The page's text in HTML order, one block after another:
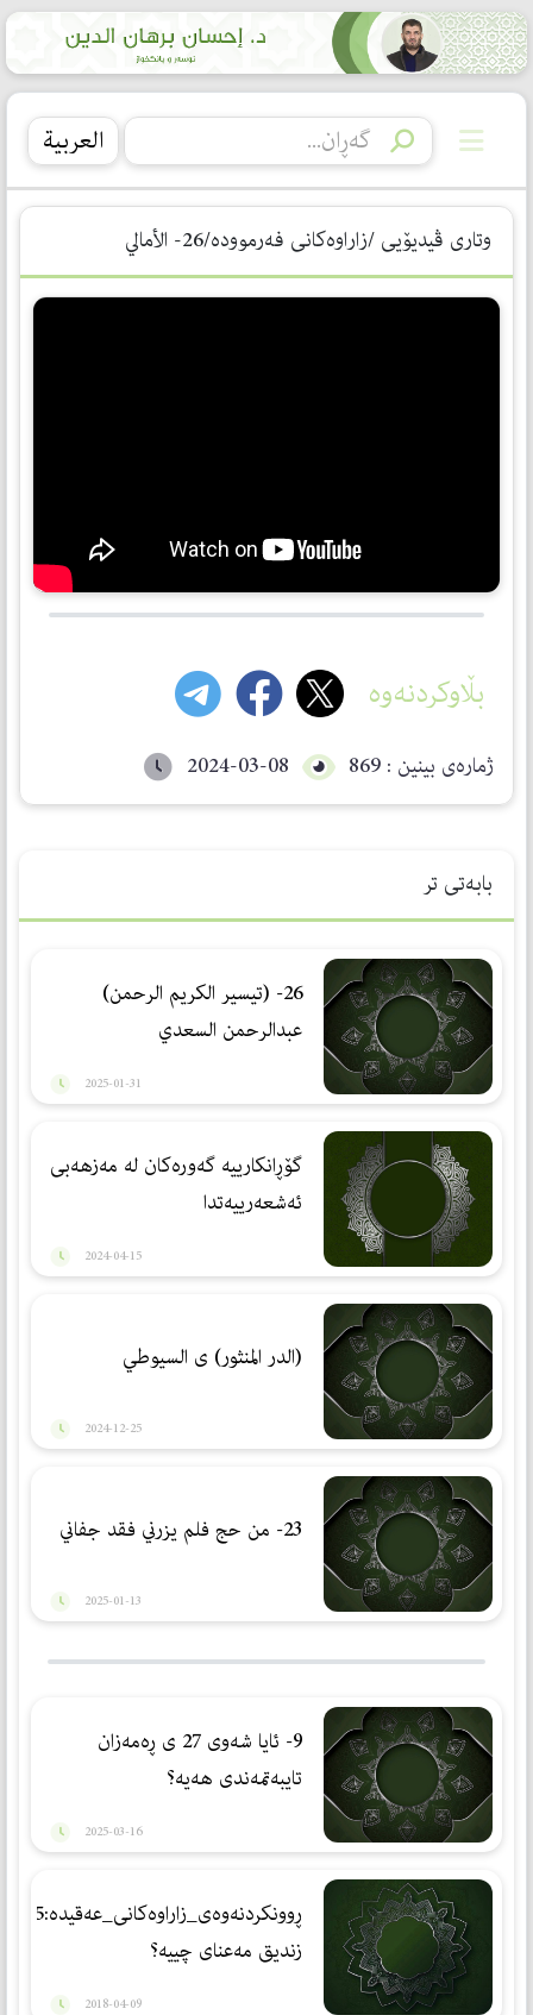
العربیة
وتاری ڤیدیۆیی /زاراوەكانی فەرموودە/26- الأمالي
بڵاوکردنەوە
ژمارەی بینین : 869 2024-03-08
بابەتی تر
26- (تیسیر الكریم الرحمن)
عبدالرحمن السعدي
2025-01-31
گۆڕانكارییە گەورەكان لە مەزهەبی
ئەشعەرییەتدا
2024-04-15
(الدر المنثور) ی السیوطي
2024-12-25
23- من حج فلم يزرني فقد جفاني
2025-01-13
9- ئایا شەوی 27 ی ڕەمەزان
تایبەتمەندی هەیە؟
2025-03-16
ڕوونكردنه‌وه‌ی_زاراوه‌كانی_عه‌قیده‌:25
زندیق مه‌عنای چییه‌؟
2018-04-09